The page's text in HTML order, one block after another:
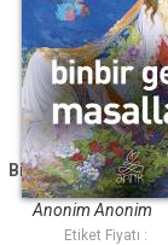
Binbir Gece
(Antik Dünya
Klasikleri)
Anonim Anonim
Etiket Fiyatı :